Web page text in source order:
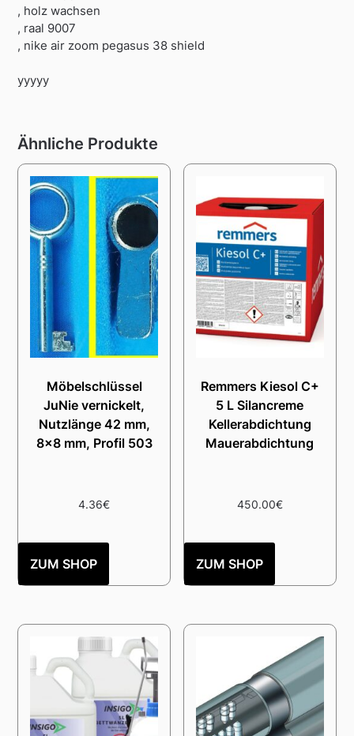
, holz wachsen
, raal 9007
, nike air zoom pegasus 38 shield
yyyyy
Ähnliche Produkte
Möbelschlüssel
JuNie vernickelt,
Nutzlänge 42 mm,
8×8 mm, Profil 503
4.36€
ZUM SHOP
Remmers Kiesol C+
5 L Silancreme
Kellerabdichtung
Mauerabdichtung
450.00€
ZUM SHOP